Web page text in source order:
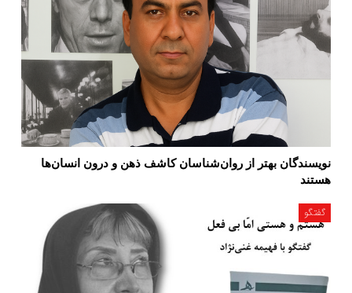
نویسندگان بهتر از روان‌شناسان کاشف ذهن و درون انسان‌ها
هستند
گفتگو